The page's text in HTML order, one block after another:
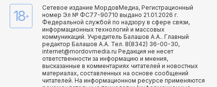
18+
Сетевое издание МордовМедиа, Регистрационный
номер Эл № ФС77-90710 выдано 21.01.2026 г.
Федеральной службой по надзору в сфере связи,
информационных технологий и массовых
коммуникаций. Учредитель Балашов А.А.. Главный
редактор Балашов А.А. Тел. 8(8342) 36-00-30,
internet@mordovmedia.ru Редакция не несет
ответственности за информацию и мнения,
высказанные в комментариях читателей и новостных
материалах, составленных на основе сообщений
читателей. На информационном ресурсе применяются